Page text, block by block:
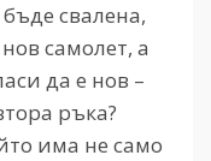
свалена,
самолет, а
да е нов –
ръка?
има не само